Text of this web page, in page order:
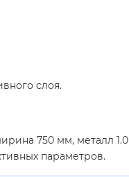
слоя.
750 мм, металл 1.0
параметров.